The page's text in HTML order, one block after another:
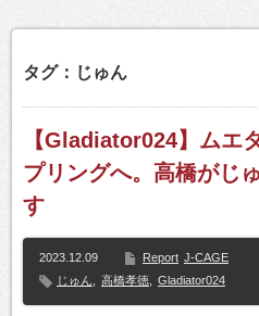
タグ：じゅん
【Gladiator024】ムエ
プリングへ。高橋がじ
す
2023.12.09 Report J-CAGE
じゅん
高橋孝徳 Gladiator024